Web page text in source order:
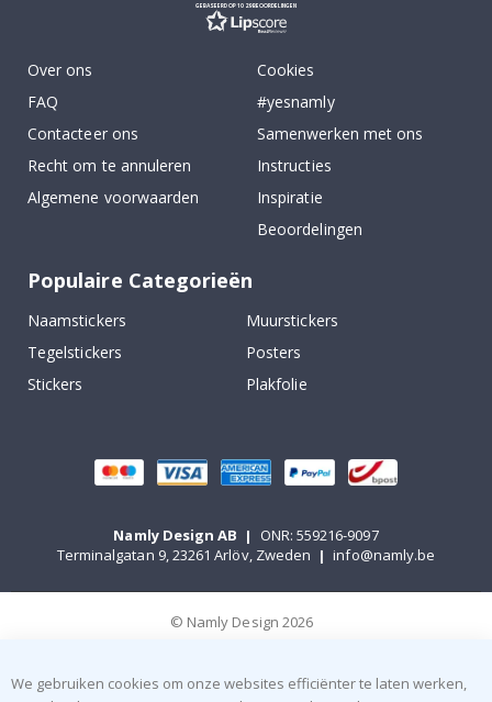
GEBASEERD OP 1029 BEOORDELINGEN
Over ons
FAQ
Contacteer ons
Recht om te annuleren
Algemene voorwaarden
Cookies
#yesnamly
Samenwerken met ons
Instructies
Inspiratie
Beoordelingen
Populaire Categorieën
Naamstickers
Muurstickers
Tegelstickers
Posters
Stickers
Plakfolie
Namly Design AB |
ONR: 559216-9097
Terminalgatan 9, 23261 Arlöv, Zweden | info@namly.be
© Namly Design 2026
We gebruiken cookies om onze websites efficiënter te laten werken,